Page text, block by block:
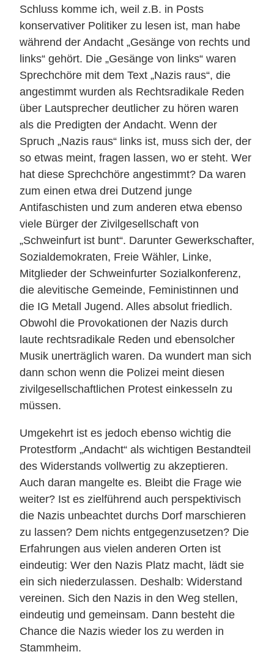
Schluss komme ich, weil z.B. in Posts
konservativer Politiker zu lesen ist, man habe
während der Andacht „Gesänge von rechts und
links“ gehört. Die „Gesänge von links“ waren
Sprechchöre mit dem Text „Nazis raus“, die
angestimmt wurden als Rechtsradikale Reden
über Lautsprecher deutlicher zu hören waren
als die Predigten der Andacht. Wenn der
Spruch „Nazis raus“ links ist, muss sich der, der
so etwas meint, fragen lassen, wo er steht. Wer
hat diese Sprechchöre angestimmt? Da waren
zum einen etwa drei Dutzend junge
Antifaschisten und zum anderen etwa ebenso
viele Bürger der Zivilgesellschaft von
„Schweinfurt ist bunt“. Darunter Gewerkschafter,
Sozialdemokraten, Freie Wähler, Linke,
Mitglieder der Schweinfurter Sozialkonferenz,
die alevitische Gemeinde, Feministinnen und
die IG Metall Jugend. Alles absolut friedlich.
Obwohl die Provokationen der Nazis durch
laute rechtsradikale Reden und ebensolcher
Musik unerträglich waren. Da wundert man sich
dann schon wenn die Polizei meint diesen
zivilgesellschaftlichen Protest einkesseln zu
müssen.
Umgekehrt ist es jedoch ebenso wichtig die
Protestform „Andacht“ als wichtigen Bestandteil
des Widerstands vollwertig zu akzeptieren.
Auch daran mangelte es. Bleibt die Frage wie
weiter? Ist es zielführend auch perspektivisch
die Nazis unbeachtet durchs Dorf marschieren
zu lassen? Dem nichts entgegenzusetzen? Die
Erfahrungen aus vielen anderen Orten ist
eindeutig: Wer den Nazis Platz macht, lädt sie
ein sich niederzulassen. Deshalb: Widerstand
vereinen. Sich den Nazis in den Weg stellen,
eindeutig und gemeinsam. Dann besteht die
Chance die Nazis wieder los zu werden in
Stammheim.